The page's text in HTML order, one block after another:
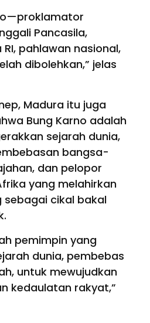
Pancasila,
pahlawan nasional,
dibolehkan,” jelas
Madura itu juga
Bung Karno adalah
sejarah dunia,
bangsa-
dan pelopor
yang melahirkan
sebagai cikal bakal
pemimpin yang
dunia, pembebas
untuk mewujudkan
kedaulatan rakyat,”